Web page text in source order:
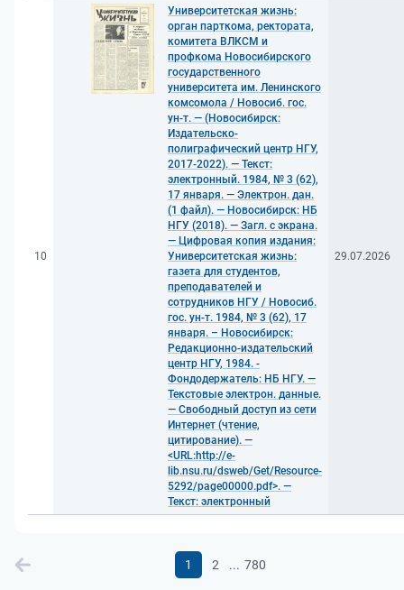
10
Университетская жизнь:
орган парткома, ректората,
комитета ВЛКСМ и
профкома Новосибирского
государственного
университета им. Ленинского
комсомола / Новосиб. гос.
ун-т. — (Новосибирск:
Издательско-
полиграфический центр НГУ,
2017-2022). — Текст:
электронный. 1984, № 3 (62),
17 января. — Электрон. дан.
(1 файл). — Новосибирск: НБ
НГУ (2018). — Загл. с экрана.
— Цифровая копия издания:
Университетская жизнь:
газета для студентов,
преподавателей и
сотрудников НГУ / Новосиб.
гос. ун-т. 1984, № 3 (62), 17
января. – Новосибирск:
Редакционно-издательский
центр НГУ, 1984. -
Фондодержатель: НБ НГУ. —
Текстовые электрон. данные.
— Свободный доступ из сети
Интернет (чтение,
цитирование). —
<URL:http://e-
lib.nsu.ru/dsweb/Get/Resource-
5292/page00000.pdf>. —
Текст: электронный
29.07.2026
1 2 ... 780